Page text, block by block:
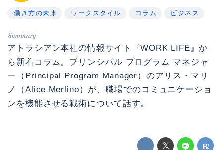
働き方の未来 ワークスタイル コラム ビジネス
アトラシアン本社の情報サイト『WORK LIFE』か
ら新着コラム。プリンシパル プログラム マネジャ
ー（Principal Program Manager）のアリス・マリ
ノ（Alice Merlino）が、職場でのコミュニケーショ
ンを機能させる戦術について話す。